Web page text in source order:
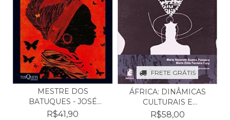
MESTRE DOS
BATUQUES - JOSÉ
EDUARDO AGUAL...
R$41,90
FRETE GRÁTIS
ÁFRICA: DINÂMICAS
CULTURAIS E
LITERÁRIAS...
R$58,00